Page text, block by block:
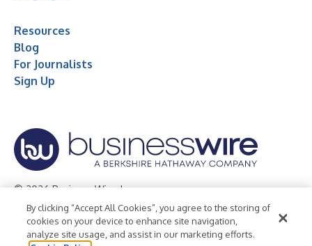
Resources
Blog
For Journalists
Sign Up
© 2026 Business Wire, Inc.
Privacy Policy Cookie Policy
Accessibility Statement
Terms of Use
Legal
By clicking “Accept All Cookies”, you agree to the storing of
cookies on your device to enhance site navigation,
analyze site usage, and assist in our marketing efforts.